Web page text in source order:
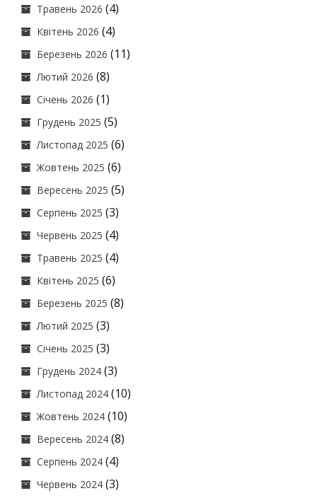
Травень 2026 (4)
Квітень 2026 (4)
Березень 2026 (11)
Лютий 2026 (8)
Січень 2026 (1)
Грудень 2025 (5)
Листопад 2025 (6)
Жовтень 2025 (6)
Вересень 2025 (5)
Серпень 2025 (3)
Червень 2025 (4)
Травень 2025 (4)
Квітень 2025 (6)
Березень 2025 (8)
Лютий 2025 (3)
Січень 2025 (3)
Грудень 2024 (3)
Листопад 2024 (10)
Жовтень 2024 (10)
Вересень 2024 (8)
Серпень 2024 (4)
Червень 2024 (3)